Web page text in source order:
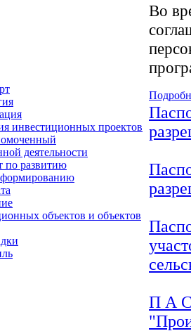
инвестиционных проектов
деятельности
по развитию
формированию
объектов и объектов
Во
П А С